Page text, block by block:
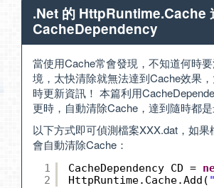
.Net 的 HttpRuntime.Cache
CacheDependency
當使用Cache常會發現，不知道何時
境，太快清除就無法達到Cache效果
時更新資訊！ 本篇利用
更時，自動清除Cache，達到隨時都是
以下方式即可偵測檔案XXX.dat，如
會自動清除Cache：
1
2
CacheDependency CD =
HttpRuntime.Cache.Add(